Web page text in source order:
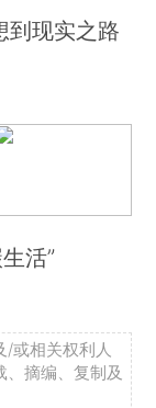
到现实之路
活”
/或相关权利人
摘编、复制及